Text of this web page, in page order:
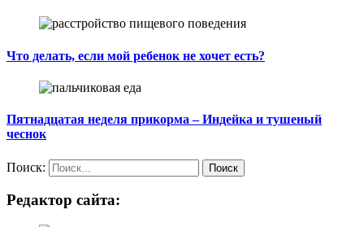
Что делать, если мой ребенок не хочет есть?
Пятнадцатая неделя прикорма – Индейка и тушеный
чеснок
Поиск:
Редактор сайта: